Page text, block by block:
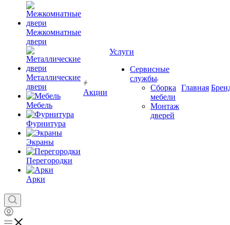
Межкомнатные
двери
Металлические
двери
Мебель
Фурнитура
Экраны
Перегородки
Арки
Акции
Услуги
Сервисные
службы
Сборка
мебели
Монтаж
дверей
Главная